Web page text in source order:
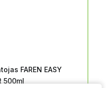
FAREN EASY
500ml